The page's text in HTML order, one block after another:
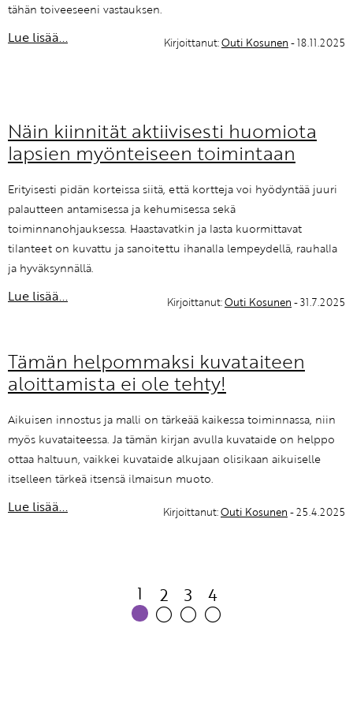
tähän toiveeseeni vastauksen.
Lue lisää... Kirjoittanut:Outi Kosunen - 18.11.2025
Näin kiinnität aktiivisesti huomiota
lapsien myönteiseen toimintaan
Erityisesti pidän korteissa siitä, että kortteja voi hyödyntää juuri
palautteen antamisessa ja kehumisessa sekä
toiminnanohjauksessa. Haastavatkin ja lasta kuormittavat
tilanteet on kuvattu ja sanoitettu ihanalla lempeydellä, rauhalla
ja hyväksynnällä.
Lue lisää... Kirjoittanut:Outi Kosunen - 31.7.2025
Tämän helpommaksi kuvataiteen
aloittamista ei ole tehty!
Aikuisen innostus ja malli on tärkeää kaikessa toiminnassa, niin
myös kuvataiteessa. Ja tämän kirjan avulla kuvataide on helppo
ottaa haltuun, vaikkei kuvataide alkujaan olisikaan aikuiselle
itselleen tärkeä itsensä ilmaisun muoto.
Lue lisää... Kirjoittanut:Outi Kosunen - 25.4.2025
1 2 3 4